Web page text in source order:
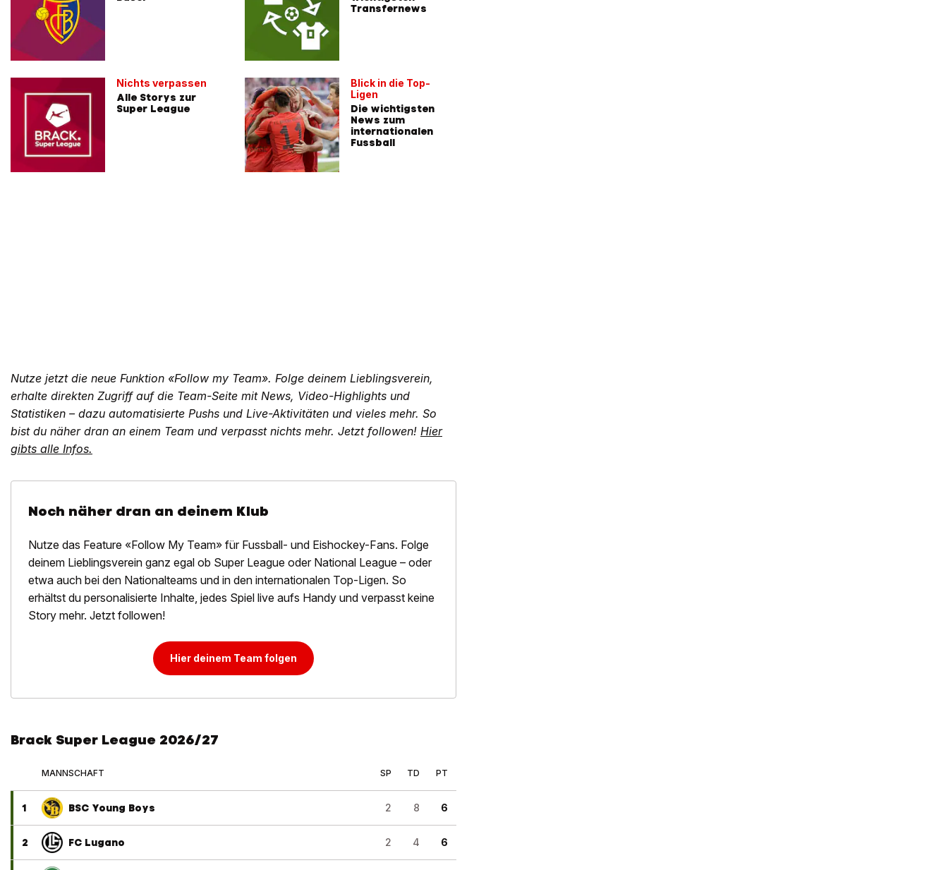
Nichts verpassen
Alle Storys zur
Super League
Transfernews
Blick in die Top-
Ligen
Die wichtigsten
News zum
internationalen
Fussball
Nutze jetzt die neue Funktion «Follow my Team». Folge deinem Lieblingsverein,
erhalte direkten Zugriff auf die Team-Seite mit News, Video-Highlights und
Statistiken – dazu automatisierte Pushs und Live-Aktivitäten und vieles mehr. So
bist du näher dran an einem Team und verpasst nichts mehr. Jetzt followen! Hier
gibts alle Infos.
Noch näher dran an deinem Klub
Nutze das Feature «Follow My Team» für Fussball- und Eishockey-Fans. Folge
deinem Lieblingsverein ganz egal ob Super League oder National League – oder
etwa auch bei den Nationalteams und in den internationalen Top-Ligen. So
erhältst du personalisierte Inhalte, jedes Spiel live aufs Handy und verpasst keine
Story mehr. Jetzt followen!
Hier deinem Team folgen
Brack Super League 2026/27
MANNSCHAFT SP TD PT
1 BSC Young Boys 2 8 6
2 FC Lugano 2 4 6